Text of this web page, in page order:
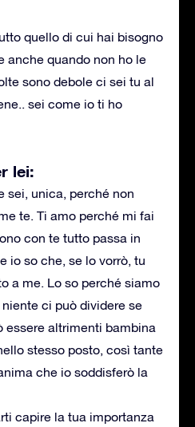
quello di cui hai bisogno
anche quando non ho le
sono debole ci sei tu al
sei come io ti ho
lei:
sei, unica, perché non
te. Ti amo perché mi fai
con te tutto passa in
io so che, se lo vorrò, tu
a me. Lo so perché siamo
niente ci può dividere se
essere altrimenti bambina
stesso posto, così tante
che io soddisferò la
capire la tua importanza